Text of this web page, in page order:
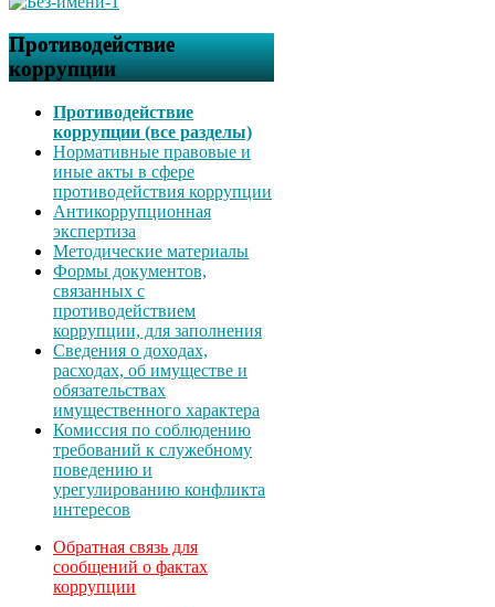
Противодействие
коррупции
Противодействие
коррупции (все разделы)
Нормативные правовые и
иные акты в сфере
противодействия коррупции
Антикоррупционная
экспертиза
Методические материалы
Формы документов,
связанных с
противодействием
коррупции, для заполнения
Сведения о доходах,
расходах, об имуществе и
обязательствах
имущественного характера
Комиссия по соблюдению
требований к служебному
поведению и
урегулированию конфликта
интересов
Обратная связь для
сообщений о фактах
коррупции